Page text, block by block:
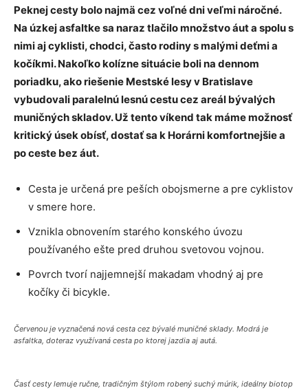
Peknej cesty bolo najmä cez voľné dni veľmi náročné.
Na úzkej asfaltke sa naraz tlačilo množstvo áut a spolu s
nimi aj cyklisti, chodci, často rodiny s malými deťmi a
kočíkmi. Nakoľko kolízne situácie boli na dennom
poriadku, ako riešenie Mestské lesy v Bratislave
vybudovali paralelnú lesnú cestu cez areál bývalých
muničných skladov. Už tento víkend tak máme možnosť
kritický úsek obísť, dostať sa k Horárni komfortnejšie a
po ceste bez áut.
Cesta je určená pre peších obojsmerne a pre cyklistov
v smere hore.
Vznikla obnovením starého konského úvozu
používaného ešte pred druhou svetovou vojnou.
Povrch tvorí najjemnejší makadam vhodný aj pre
kočíky či bicykle.
Červenou je vyznačená nová cesta cez bývalé muničné sklady. Modrá je
asfaltka, doteraz využívaná cesta po ktorej jazdia aj autá.
Časť cesty lemuje ručne, tradičným štýlom robený suchý múrik, ideálny biotop